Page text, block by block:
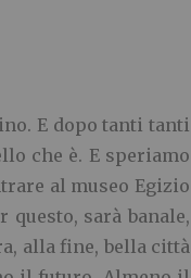
E dopo tanti tanti
che è. E speriamo
al museo Egizio
sarà banale,
alla fine, bella città